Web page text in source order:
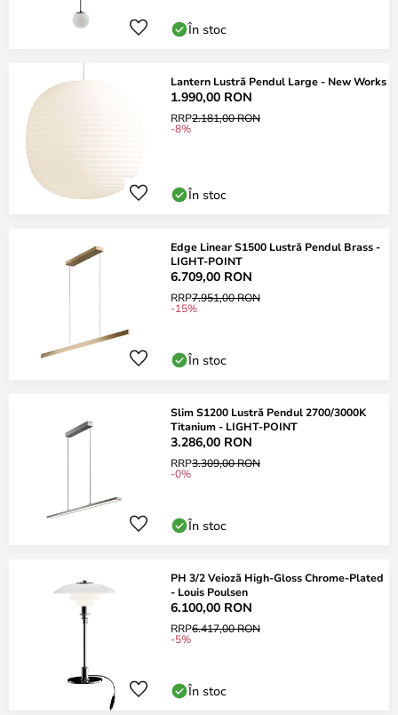
În stoc
Lantern Lustră Pendul Large - New Works
1.990,00 RON
RRP2.181,00 RON
-8%
În stoc
Edge Linear S1500 Lustră Pendul Brass -
LIGHT-POINT
6.709,00 RON
RRP7.951,00 RON
-15%
În stoc
Slim S1200 Lustră Pendul 2700/3000K
Titanium - LIGHT-POINT
3.286,00 RON
RRP3.309,00 RON
-0%
În stoc
PH 3/2 Veioză High-Gloss Chrome-Plated
- Louis Poulsen
6.100,00 RON
RRP6.417,00 RON
-5%
În stoc